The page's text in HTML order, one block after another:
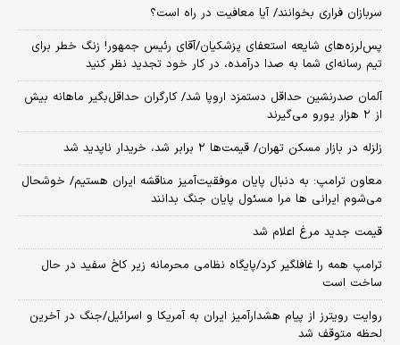
سربازان فراری بخوانند/ آیا معافیت در راه است؟
پس‌لرزه‌های شایعه استعفای پزشکیان/آقای رئیس جمهور! زنگ خطر برای
تیم رسانه‌ای شما به صدا درآمده، در کار خود تجدید نظر کنید
آلمان صدرنشین حداقل دستمزد اروپا شد/ کارگران حداقل‌بگیر ماهانه بیش
از ۲ هزار یورو می‌گیرند
زلزله در بازار مسکن تهران/ قیمت‌ها ۲ برابر شد، خریدار ناپدید شد
معاون ترامپ: به دنبال پایان موفقیت‌آمیز مناقشه ایران هستیم/ خوشحال
می‌شوم ایرانی ها مرا مسئول پایان جنگ بدانند
قیمت جدید مرغ اعلام شد
ترامپ همه را غافلگیر کرد/پایگاه نظامی محرمانه زیر کاخ سفید در حال
ساخت است
روایت رویترز از پیام هشدارآمیز ایران به آمریکا و اسرائیل/جنگ در آخرین
لحظه متوقف شد